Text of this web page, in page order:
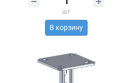
шт
В корзину